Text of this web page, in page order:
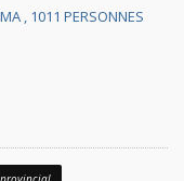
, 1011 PERSONNES